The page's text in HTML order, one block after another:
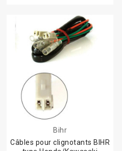
Bihr
Câbles pour clignotants BIHR